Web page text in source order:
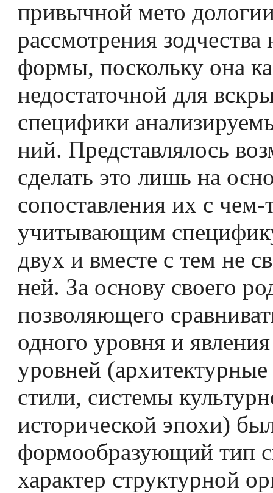
привычной мето­
рассмотрения зодчества
формы, поскольку она
недостаточной для
специфики
ний. Представлялось
сделать это лишь на
сопоставления их с чем-
учитывающим
двух и вместе с тем не
ней. За основу своего
позволяющего
одного уровня и
уровней
стили, системы
исторической эпохи)
формообразующий тип
характер структурной